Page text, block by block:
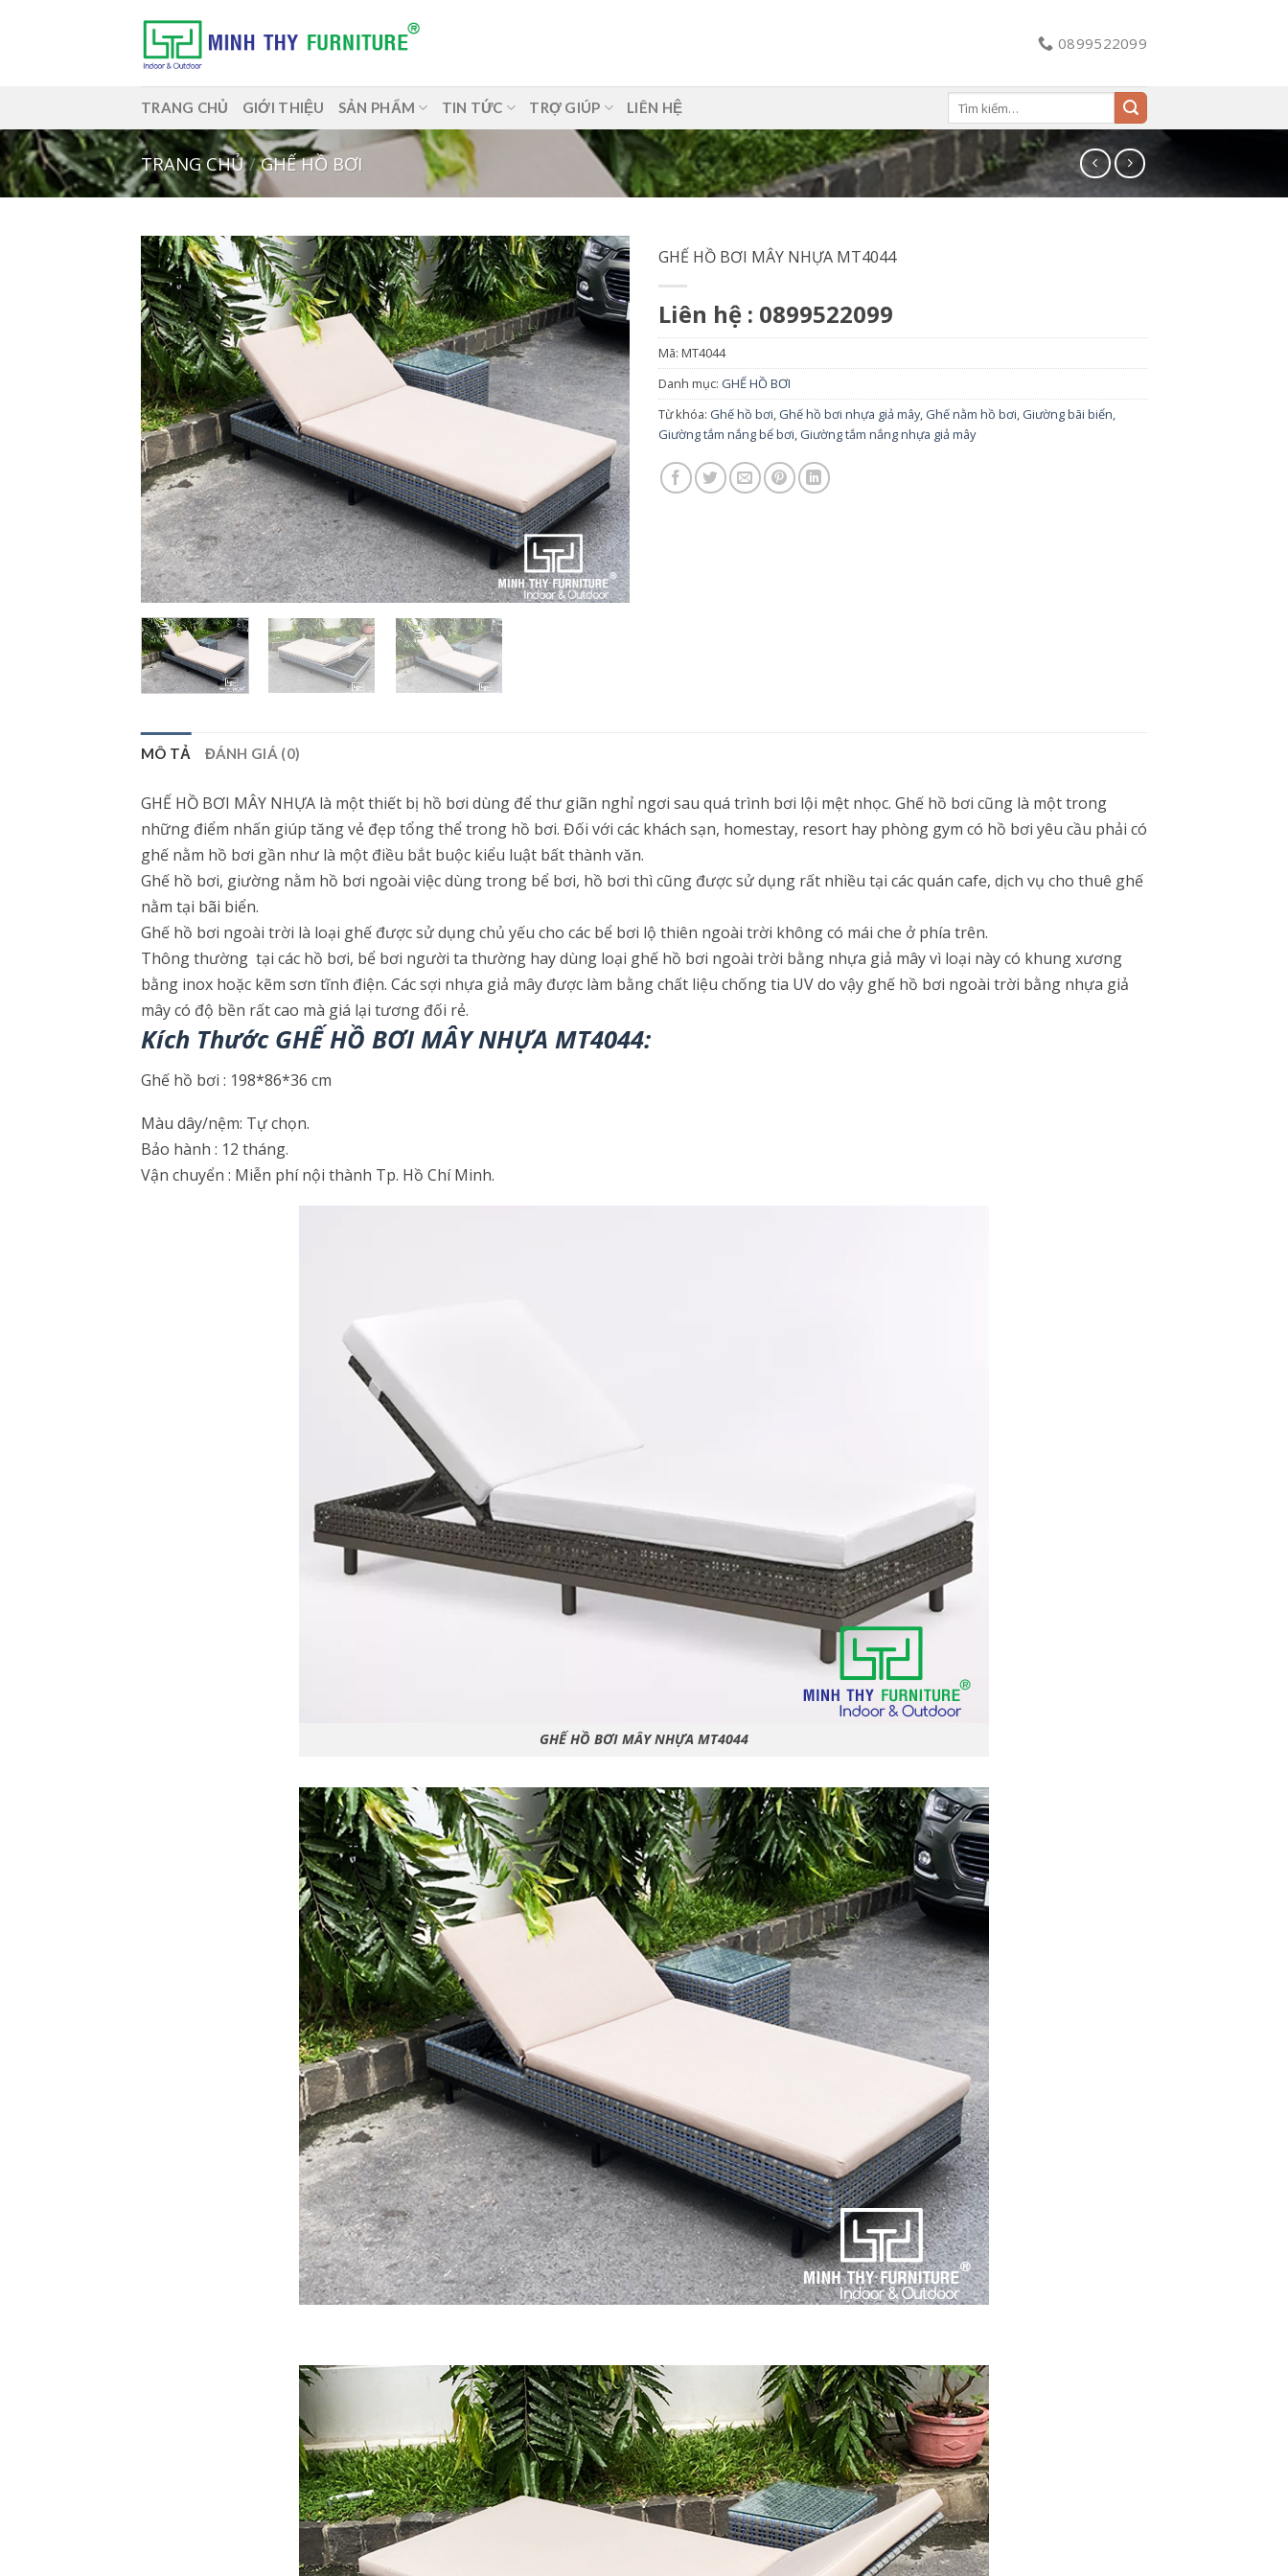
0899522099
TRANG CHỦ GIỚI THIỆU SẢN PHẨM TIN TỨC TRỢ GIÚP LIÊN HỆ
Tìm
kiếm:
TRANG CHỦ / GHẾ HỒ BƠI
GHẾ HỒ BƠI MÂY NHỰA MT4044
Liên hệ : 0899522099
Mã: MT4044
Danh mục: GHẾ HỒ BƠI
Từ khóa: Ghế hồ bơi, Ghế hồ bơi nhựa giả mây, Ghế nằm hồ bơi, Giường bãi biển,
Giường tắm nắng bể bơi, Giường tắm nắng nhựa giả mây
MÔ TẢ ĐÁNH GIÁ (0)
GHẾ HỒ BƠI MÂY NHỰA là một thiết bị hồ bơi dùng để thư giãn nghỉ ngơi sau quá trình bơi lội mệt nhọc. Ghế hồ bơi cũng là một trong
những điểm nhấn giúp tăng vẻ đẹp tổng thể trong hồ bơi. Đối với các khách sạn, homestay, resort hay phòng gym có hồ bơi yêu cầu phải có
ghế nằm hồ bơi gần như là một điều bắt buộc kiểu luật bất thành văn.
Ghế hồ bơi, giường nằm hồ bơi ngoài việc dùng trong bể bơi, hồ bơi thì cũng được sử dụng rất nhiều tại các quán cafe, dịch vụ cho thuê ghế
nằm tại bãi biển.
Ghế hồ bơi ngoài trời là loại ghế được sử dụng chủ yếu cho các bể bơi lộ thiên ngoài trời không có mái che ở phía trên.
Thông thường tại các hồ bơi, bể bơi người ta thường hay dùng loại ghế hồ bơi ngoài trời bằng nhựa giả mây vì loại này có khung xương
bằng inox hoặc kẽm sơn tĩnh điện. Các sợi nhựa giả mây được làm bằng chất liệu chống tia UV do vậy ghế hồ bơi ngoài trời bằng nhựa giả
mây có độ bền rất cao mà giá lại tương đối rẻ.
Kích Thước GHẾ HỒ BƠI MÂY NHỰA MT4044:
Ghế hồ bơi : 198*86*36 cm
Màu dây/nệm: Tự chọn.
Bảo hành : 12 tháng.
Vận chuyển : Miễn​ p​hí nội thành​ Tp. Hồ Chí Minh.
GHẾ HỒ BƠI MÂY NHỰA MT4044